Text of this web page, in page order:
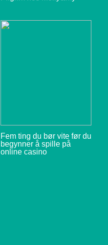
Fem ting du bør vite før du
begynner å spille på
online casino